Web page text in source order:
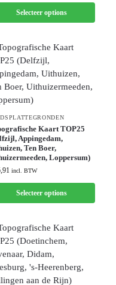
Selecteer options
Kaart TOP25
Appingedam,
Ten Boer,
Loppersum)
incl. BTW
Selecteer options